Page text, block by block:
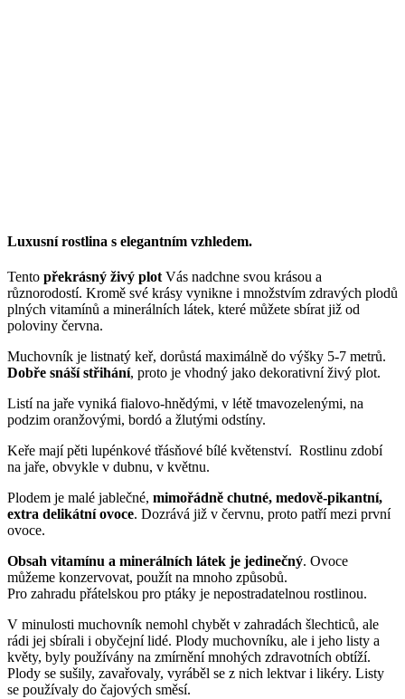
Luxusní rostlina s elegantním vzhledem.
Tento překrásný živý plot Vás nadchne svou krásou a
různorodostí. Kromě své krásy vynikne i množstvím zdravých plodů
plných vitamínů a minerálních látek, které můžete sbírat již od
poloviny června.
Muchovník je listnatý keř, dorůstá maximálně do výšky 5-7 metrů.
Dobře snáší střihání, proto je vhodný jako dekorativní živý plot.
Listí na jaře vyniká fialovo-hnědými, v létě tmavozelenými, na
podzim oranžovými, bordó a žlutými odstíny.
Keře mají pěti lupénkové třásňové bílé květenství. Rostlinu zdobí
na jaře, obvykle v dubnu, v květnu.
Plodem je malé jablečné, mimořádně chutné, medově-pikantní,
extra delikátní ovoce. Dozrává již v červnu, proto patří mezi první
ovoce.
Obsah vitamínu a minerálních látek je jedinečný. Ovoce
můžeme konzervovat, použít na mnoho způsobů.
Pro zahradu přátelskou pro ptáky je nepostradatelnou rostlinou.
V minulosti muchovník nemohl chybět v zahradách šlechticů, ale
rádi jej sbírali i obyčejní lidé. Plody muchovníku, ale i jeho listy a
květy, byly používány na zmírnění mnohých zdravotních obtíží.
Plody se sušily, zavařovaly, vyráběl se z nich lektvar i likéry. Listy
se používaly do čajových směsí.